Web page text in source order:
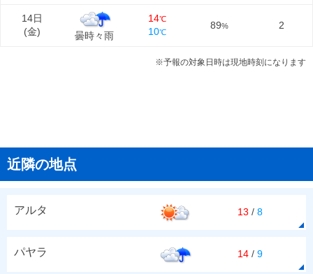
14日
(金) 曇時々雨
14℃
10℃
89% 2
※予報の対象日時は現地時刻になります
近隣の地点
アルタ 13 /8
パヤラ 14 /9